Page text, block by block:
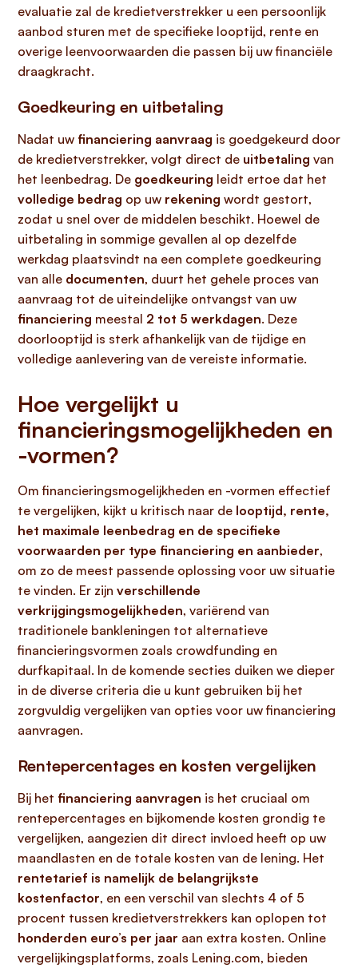
evaluatie zal de kredietverstrekker u een persoonlijk
aanbod sturen met de specifieke looptijd, rente en
overige leenvoorwaarden die passen bij uw financiële
draagkracht.
Goedkeuring en uitbetaling
Nadat uw financiering aanvraag is goedgekeurd door
de kredietverstrekker, volgt direct de uitbetaling van
het leenbedrag. De goedkeuring leidt ertoe dat het
volledige bedrag op uw rekening wordt gestort,
zodat u snel over de middelen beschikt. Hoewel de
uitbetaling in sommige gevallen al op dezelfde
werkdag plaatsvindt na een complete goedkeuring
van alle documenten, duurt het gehele proces van
aanvraag tot de uiteindelijke ontvangst van uw
financiering meestal 2 tot 5 werkdagen. Deze
doorlooptijd is sterk afhankelijk van de tijdige en
volledige aanlevering van de vereiste informatie.
Hoe vergelijkt u
financieringsmogelijkheden en
-vormen?
Om financieringsmogelijkheden en -vormen effectief
te vergelijken, kijkt u kritisch naar de looptijd, rente,
het maximale leenbedrag en de specifieke
voorwaarden per type financiering en aanbieder,
om zo de meest passende oplossing voor uw situatie
te vinden. Er zijn verschillende
verkrijgingsmogelijkheden, variërend van
traditionele bankleningen tot alternatieve
financieringsvormen zoals crowdfunding en
durfkapitaal. In de komende secties duiken we dieper
in de diverse criteria die u kunt gebruiken bij het
zorgvuldig vergelijken van opties voor uw financiering
aanvragen.
Rentepercentages en kosten vergelijken
Bij het financiering aanvragen is het cruciaal om
rentepercentages en bijkomende kosten grondig te
vergelijken, aangezien dit direct invloed heeft op uw
maandlasten en de totale kosten van de lening. Het
rentetarief is namelijk de belangrijkste
kostenfactor, en een verschil van slechts 4 of 5
procent tussen kredietverstrekkers kan oplopen tot
honderden euro’s per jaar aan extra kosten. Online
vergelijkingsplatforms, zoals Lening.com, bieden